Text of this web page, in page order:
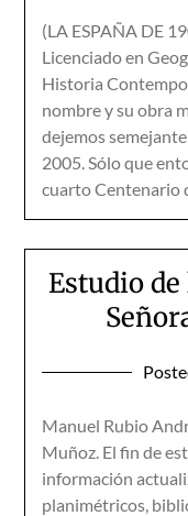
(LA ESPAÑA DE
Licenciado en
Historia
nombre y su obra
dejemos
2005. Sólo que
cuarto Centenario
Estudio
Manuel Rubio
Muñoz. El fin de
información
planimétricos,